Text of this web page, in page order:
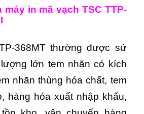
in mã vạch TSC TTP-
368MT thường được sử
lớn tem nhãn có kích
nhãn thùng hóa chất, tem
hàng hóa xuất nhập khẩu,